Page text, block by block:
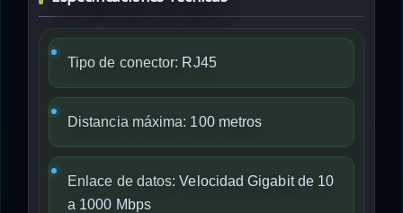
Tipo de conector: RJ45
Distancia máxima: 100 metros
Enlace de datos: Velocidad Gigabit de 10
a 1000 Mbps